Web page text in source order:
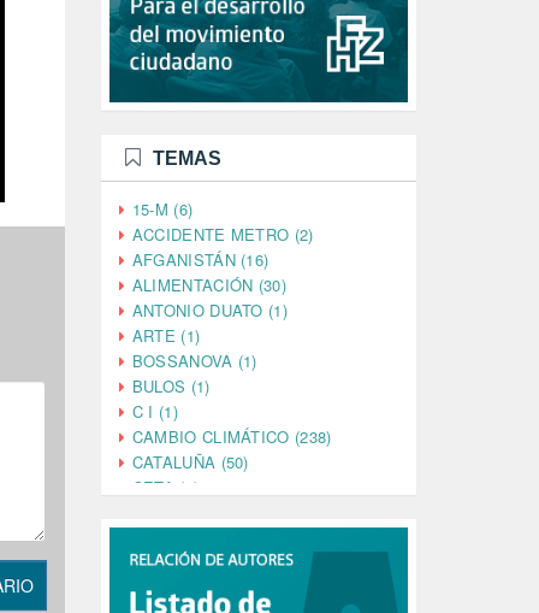
TEMAS
15-M (6)
ACCIDENTE METRO (2)
AFGANISTÁN (16)
ALIMENTACIÓN (30)
ANTONIO DUATO (1)
ARTE (1)
BOSSANOVA (1)
BULOS (1)
C I (1)
CAMBIO CLIMÁTICO (238)
CATALUÑA (50)
CETA (2)
CINE (35)
CIUDADANÍA (633)